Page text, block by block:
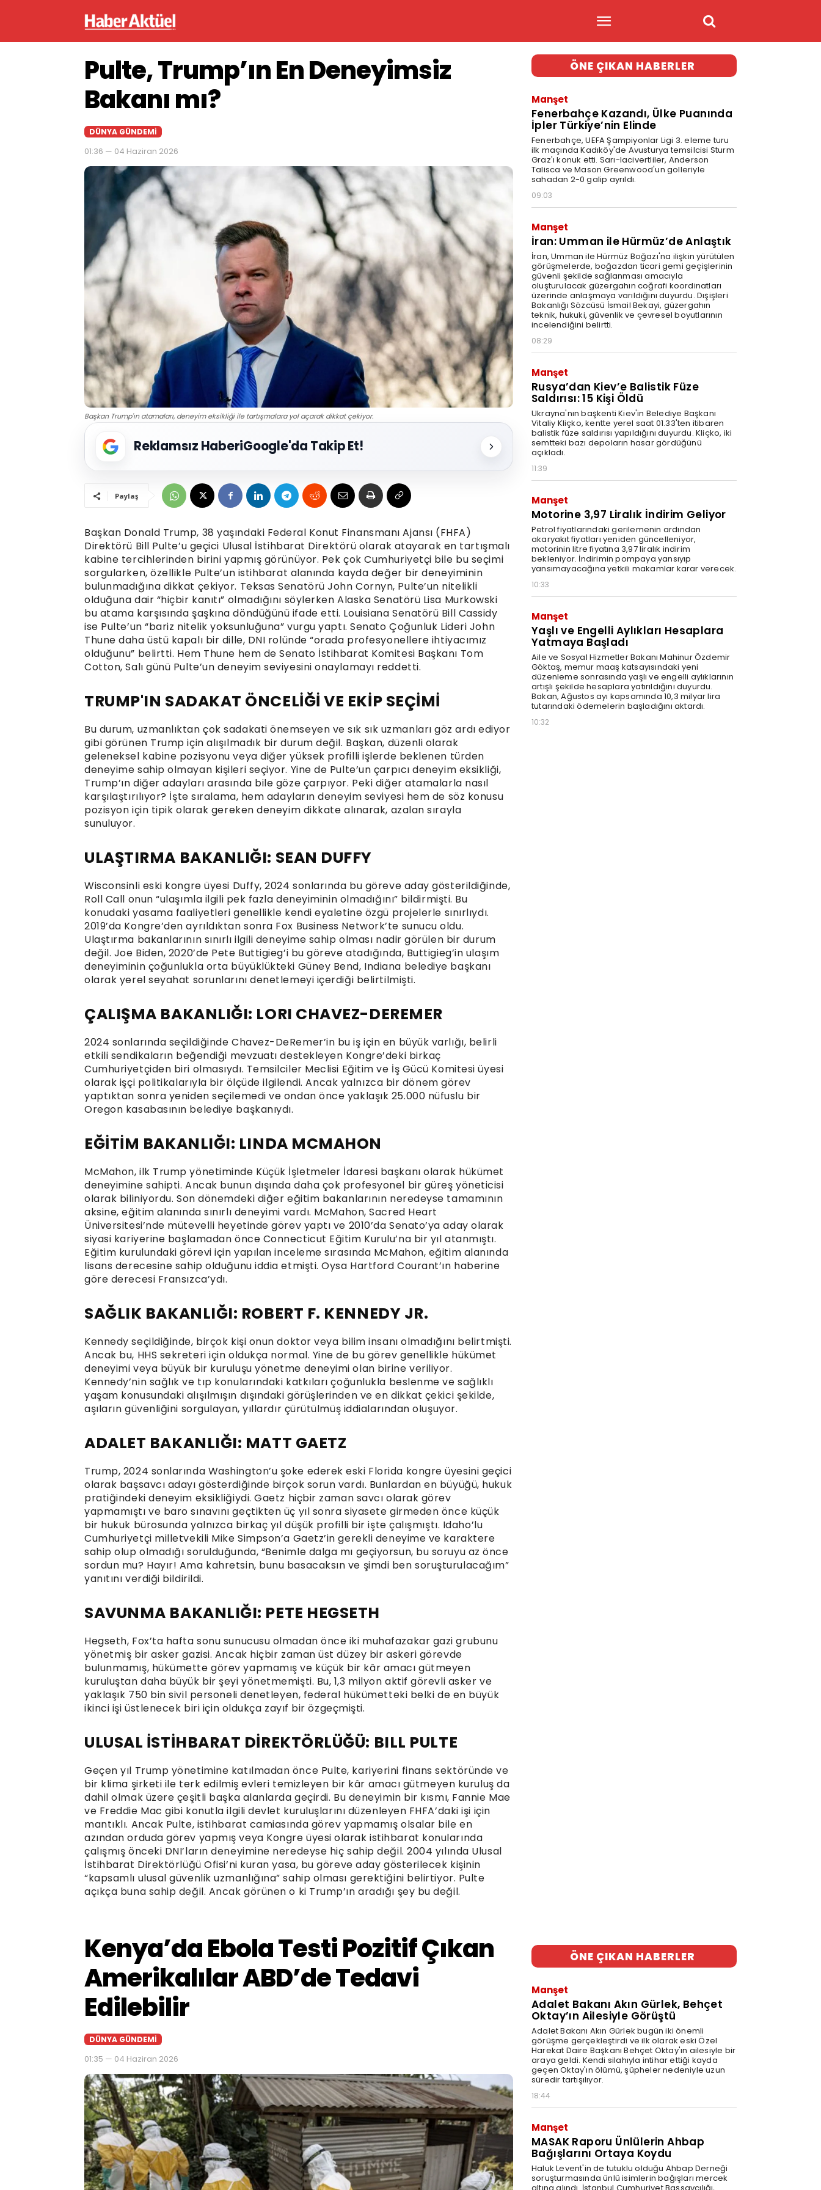
Pulte, Trump’ın En Deneyimsiz
Bakanı mı?
DÜNYA GÜNDEMI
01:36 — 04 Haziran 2026
Başkan Trump'ın atamaları, deneyim eksikliği ile tartışmalara yol açarak dikkat çekiyor.
Reklamsız HaberiGoogle'da Takip Et!
Paylaş
Başkan Donald Trump, 38 yaşındaki Federal Konut Finansmanı Ajansı (FHFA)
Direktörü Bill Pulte’u geçici Ulusal İstihbarat Direktörü olarak atayarak en tartışmalı
kabine tercihlerinden birini yapmış görünüyor. Pek çok Cumhuriyetçi bile bu seçimi
sorgularken, özellikle Pulte’un istihbarat alanında kayda değer bir deneyiminin
bulunmadığına dikkat çekiyor. Teksas Senatörü John Cornyn, Pulte’un nitelikli
olduğuna dair “hiçbir kanıtı” olmadığını söylerken Alaska Senatörü Lisa Murkowski
bu atama karşısında şaşkına döndüğünü ifade etti. Louisiana Senatörü Bill Cassidy
ise Pulte’un “bariz nitelik yoksunluğuna” vurgu yaptı. Senato Çoğunluk Lideri John
Thune daha üstü kapalı bir dille, DNI rolünde “orada profesyonellere ihtiyacımız
olduğunu” belirtti. Hem Thune hem de Senato İstihbarat Komitesi Başkanı Tom
Cotton, Salı günü Pulte’un deneyim seviyesini onaylamayı reddetti.
TRUMP'IN SADAKAT ÖNCELİĞİ VE EKİP SEÇİMİ
Bu durum, uzmanlıktan çok sadakati önemseyen ve sık sık uzmanları göz ardı ediyor
gibi görünen Trump için alışılmadık bir durum değil. Başkan, düzenli olarak
geleneksel kabine pozisyonu veya diğer yüksek profilli işlerde beklenen türden
deneyime sahip olmayan kişileri seçiyor. Yine de Pulte’un çarpıcı deneyim eksikliği,
Trump’ın diğer adayları arasında bile göze çarpıyor. Peki diğer atamalarla nasıl
karşılaştırılıyor? İşte sıralama, hem adayların deneyim seviyesi hem de söz konusu
pozisyon için tipik olarak gereken deneyim dikkate alınarak, azalan sırayla
sunuluyor.
ULAŞTIRMA BAKANLIĞI: SEAN DUFFY
Wisconsinli eski kongre üyesi Duffy, 2024 sonlarında bu göreve aday gösterildiğinde,
Roll Call onun “ulaşımla ilgili pek fazla deneyiminin olmadığını” bildirmişti. Bu
konudaki yasama faaliyetleri genellikle kendi eyaletine özgü projelerle sınırlıydı.
2019’da Kongre’den ayrıldıktan sonra Fox Business Network’te sunucu oldu.
Ulaştırma bakanlarının sınırlı ilgili deneyime sahip olması nadir görülen bir durum
değil. Joe Biden, 2020’de Pete Buttigieg’i bu göreve atadığında, Buttigieg’in ulaşım
deneyiminin çoğunlukla orta büyüklükteki Güney Bend, Indiana belediye başkanı
olarak yerel seyahat sorunlarını denetlemeyi içerdiği belirtilmişti.
ÇALIŞMA BAKANLIĞI: LORI CHAVEZ-DEREMER
2024 sonlarında seçildiğinde Chavez-DeRemer’in bu iş için en büyük varlığı, belirli
etkili sendikaların beğendiği mevzuatı destekleyen Kongre’deki birkaç
Cumhuriyetçiden biri olmasıydı. Temsilciler Meclisi Eğitim ve İş Gücü Komitesi üyesi
olarak işçi politikalarıyla bir ölçüde ilgilendi. Ancak yalnızca bir dönem görev
yaptıktan sonra yeniden seçilemedi ve ondan önce yaklaşık 25.000 nüfuslu bir
Oregon kasabasının belediye başkanıydı.
EĞİTİM BAKANLIĞI: LINDA MCMAHON
McMahon, ilk Trump yönetiminde Küçük İşletmeler İdaresi başkanı olarak hükümet
deneyimine sahipti. Ancak bunun dışında daha çok profesyonel bir güreş yöneticisi
olarak biliniyordu. Son dönemdeki diğer eğitim bakanlarının neredeyse tamamının
aksine, eğitim alanında sınırlı deneyimi vardı. McMahon, Sacred Heart
Üniversitesi’nde mütevelli heyetinde görev yaptı ve 2010’da Senato’ya aday olarak
siyasi kariyerine başlamadan önce Connecticut Eğitim Kurulu’na bir yıl atanmıştı.
Eğitim kurulundaki görevi için yapılan inceleme sırasında McMahon, eğitim alanında
lisans derecesine sahip olduğunu iddia etmişti. Oysa Hartford Courant’ın haberine
göre derecesi Fransızca’ydı.
SAĞLIK BAKANLIĞI: ROBERT F. KENNEDY JR.
Kennedy seçildiğinde, birçok kişi onun doktor veya bilim insanı olmadığını belirtmişti.
Ancak bu, HHS sekreteri için oldukça normal. Yine de bu görev genellikle hükümet
deneyimi veya büyük bir kuruluşu yönetme deneyimi olan birine veriliyor.
Kennedy’nin sağlık ve tıp konularındaki katkıları çoğunlukla beslenme ve sağlıklı
yaşam konusundaki alışılmışın dışındaki görüşlerinden ve en dikkat çekici şekilde,
aşıların güvenliğini sorgulayan, yıllardır çürütülmüş iddialarından oluşuyor.
ADALET BAKANLIĞI: MATT GAETZ
Trump, 2024 sonlarında Washington’u şoke ederek eski Florida kongre üyesini geçici
olarak başsavcı adayı gösterdiğinde birçok sorun vardı. Bunlardan en büyüğü, hukuk
pratiğindeki deneyim eksikliğiydi. Gaetz hiçbir zaman savcı olarak görev
yapmamıştı ve baro sınavını geçtikten üç yıl sonra siyasete girmeden önce küçük
bir hukuk bürosunda yalnızca birkaç yıl düşük profilli bir işte çalışmıştı. Idaho’lu
Cumhuriyetçi milletvekili Mike Simpson’a Gaetz’in gerekli deneyime ve karaktere
sahip olup olmadığı sorulduğunda, “Benimle dalga mı geçiyorsun, bu soruyu az önce
sordun mu? Hayır! Ama kahretsin, bunu basacaksın ve şimdi ben soruşturulacağım”
yanıtını verdiği bildirildi.
SAVUNMA BAKANLIĞI: PETE HEGSETH
Hegseth, Fox’ta hafta sonu sunucusu olmadan önce iki muhafazakar gazi grubunu
yönetmiş bir asker gazisi. Ancak hiçbir zaman üst düzey bir askeri görevde
bulunmamış, hükümette görev yapmamış ve küçük bir kâr amacı gütmeyen
kuruluştan daha büyük bir şeyi yönetmemişti. Bu, 1,3 milyon aktif görevli asker ve
yaklaşık 750 bin sivil personeli denetleyen, federal hükümetteki belki de en büyük
ikinci işi üstlenecek biri için oldukça zayıf bir özgeçmişti.
ULUSAL İSTİHBARAT DİREKTÖRLÜĞÜ: BILL PULTE
Geçen yıl Trump yönetimine katılmadan önce Pulte, kariyerini finans sektöründe ve
bir klima şirketi ile terk edilmiş evleri temizleyen bir kâr amacı gütmeyen kuruluş da
dahil olmak üzere çeşitli başka alanlarda geçirdi. Bu deneyimin bir kısmı, Fannie Mae
ve Freddie Mac gibi konutla ilgili devlet kuruluşlarını düzenleyen FHFA’daki işi için
mantıklı. Ancak Pulte, istihbarat camiasında görev yapmamış olsalar bile en
azından orduda görev yapmış veya Kongre üyesi olarak istihbarat konularında
çalışmış önceki DNI’ların deneyimine neredeyse hiç sahip değil. 2004 yılında Ulusal
İstihbarat Direktörlüğü Ofisi’ni kuran yasa, bu göreve aday gösterilecek kişinin
“kapsamlı ulusal güvenlik uzmanlığına” sahip olması gerektiğini belirtiyor. Pulte
açıkça buna sahip değil. Ancak görünen o ki Trump’ın aradığı şey bu değil.
ÖNE ÇIKAN HABERLER
Manşet
Fenerbahçe Kazandı, Ülke Puanında
İpler Türkiye’nin Elinde
Fenerbahçe, UEFA Şampiyonlar Ligi 3. eleme turu
ilk maçında Kadıköy'de Avusturya temsilcisi Sturm
Graz'ı konuk etti. Sarı-lacivertliler, Anderson
Talisca ve Mason Greenwood'un golleriyle
sahadan 2-0 galip ayrıldı.
09:03
Manşet
İran: Umman ile Hürmüz’de Anlaştık
İran, Umman ile Hürmüz Boğazı'na ilişkin yürütülen
görüşmelerde, boğazdan ticari gemi geçişlerinin
güvenli şekilde sağlanması amacıyla
oluşturulacak güzergahın coğrafi koordinatları
üzerinde anlaşmaya varıldığını duyurdu. Dışişleri
Bakanlığı Sözcüsü İsmail Bekayi, güzergahın
teknik, hukuki, güvenlik ve çevresel boyutlarının
incelendiğini belirtti.
08:29
Manşet
Rusya’dan Kiev’e Balistik Füze
Saldırısı: 15 Kişi Öldü
Ukrayna'nın başkenti Kiev'in Belediye Başkanı
Vitaliy Kliçko, kentte yerel saat 01.33'ten itibaren
balistik füze saldırısı yapıldığını duyurdu. Kliçko, iki
semtteki bazı depoların hasar gördüğünü
açıkladı.
11:39
Manşet
Motorine 3,97 Liralık İndirim Geliyor
Petrol fiyatlarındaki gerilemenin ardından
akaryakıt fiyatları yeniden güncelleniyor,
motorinin litre fiyatına 3,97 liralık indirim
bekleniyor. İndirimin pompaya yansıyıp
yansımayacağına yetkili makamlar karar verecek.
10:33
Manşet
Yaşlı ve Engelli Aylıkları Hesaplara
Yatmaya Başladı
Aile ve Sosyal Hizmetler Bakanı Mahinur Özdemir
Göktaş, memur maaş katsayısındaki yeni
düzenleme sonrasında yaşlı ve engelli aylıklarının
artışlı şekilde hesaplara yatırıldığını duyurdu.
Bakan, Ağustos ayı kapsamında 10,3 milyar lira
tutarındaki ödemelerin başladığını aktardı.
10:32